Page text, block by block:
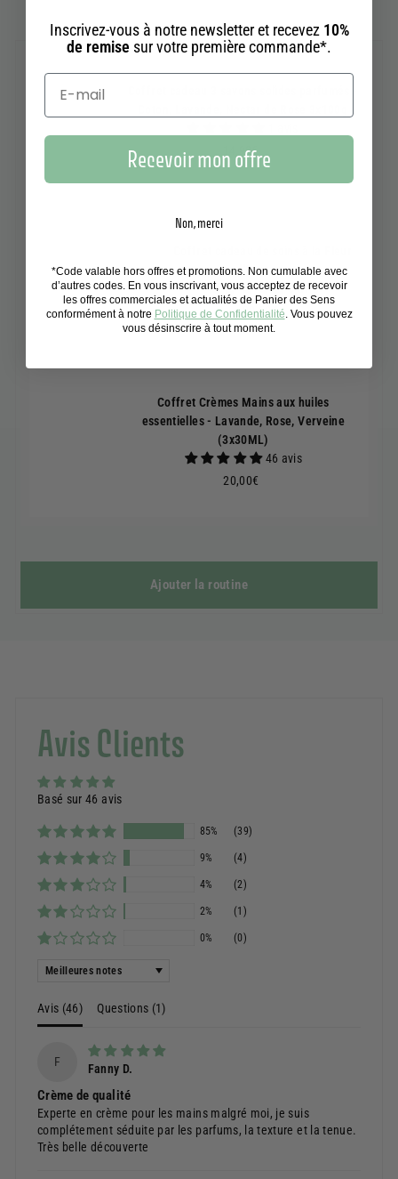
14,90€
d'Oranger
5 avis
29,50€29,50€
Coffret Crèmes Mains aux huiles
essentielles - Lavande, Rose, Verveine
(3x30ML)
46 avis
20,00€
Ajouter la routine
Avis Clients
Basé sur 46 avis
85% (39)
9% (4)
4% (2)
2% (1)
0% (0)
Sort by
Avis (46) Questions (1)
F
Fanny D.
Crème de qualité
Experte en crème pour les mains malgré moi, je suis
complétement séduite par les parfums, la texture et la tenue.
Très belle découverte
Inscrivez-vous à notre newsletter et recevez 10%
de remise sur votre première commande*.
Recevoir mon offre
Non, merci
*Code valable hors offres et promotions. Non cumulable avec
d’autres codes. En vous inscrivant, vous acceptez de recevoir
les offres commerciales et actualités de Panier des Sens
conformément à notre Politique de Confidentialité . Vous pouvez
vous désinscrire à tout moment.